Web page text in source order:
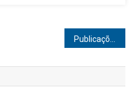
Publicações mais novas